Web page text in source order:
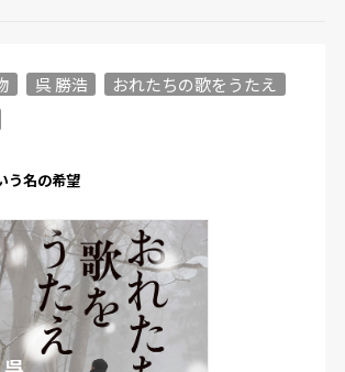
呉 勝浩
おれたちの歌をうたえ
う名の希望